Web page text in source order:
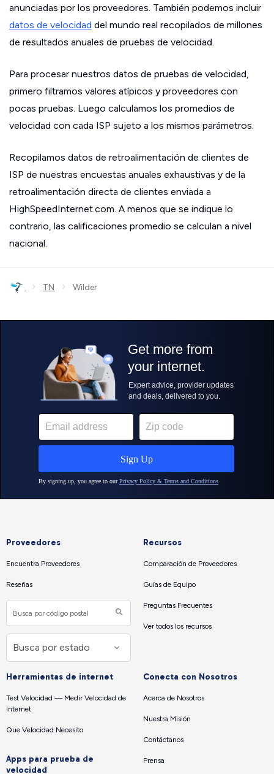
anunciadas por los proveedores. También podemos incluir
datos de velocidad del mundo real recopilados de millones
de resultados anuales de pruebas de velocidad.
Para procesar nuestros datos de pruebas de velocidad,
primero filtramos valores atípicos y proveedores con
pocas pruebas. Luego calculamos los promedios de
velocidad con cada ISP sujeto a los mismos parámetros.
Recopilamos datos de retroalimentación de clientes de
ISP de nuestras encuestas anuales exhaustivas y de la
retroalimentación directa de clientes enviada a
HighSpeedInternet.com. A menos que se indique lo
contrario, las calificaciones promedio se calculan a nivel
nacional.
› TN › Wilder
Proveedores
Encuentra Proveedores
Reseñas
Recursos
Comparación de Proveedores
Guías de Equipo
Preguntas Frecuentes
Ver todos los recursos
Herramientas de internet
Test Velocidad — Medir Velocidad de
Internet
Que Velocidad Necesito
Apps para prueba de
velocidad
Conecta con Nosotros
Acerca de Nosotros
Nuestra Misión
Contáctanos
Prensa